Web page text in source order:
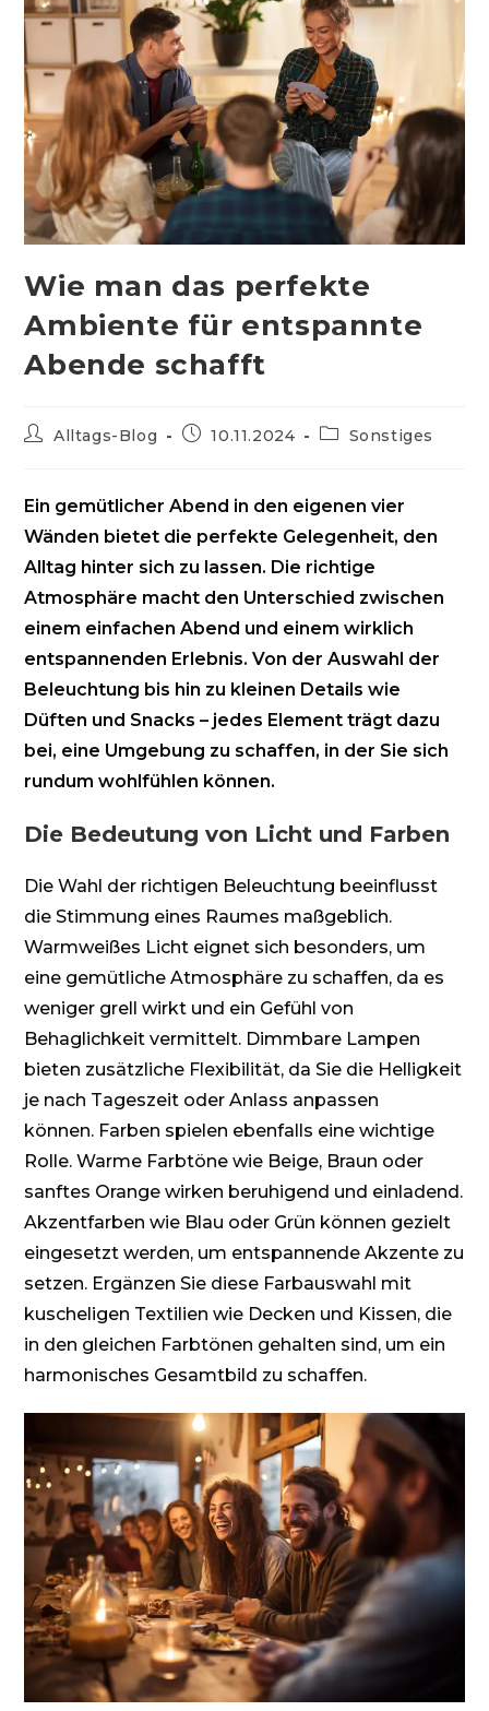
Wie man das perfekte
Ambiente für entspannte
Abende schafft
Beitrags-
Alltags-Blog
Beitrag10.11.2024
Beitrags-
Sonstiges
Ein gemütlicher Abend in den eigenen vier
Wänden bietet die perfekte Gelegenheit, den
Alltag hinter sich zu lassen. Die richtige
Atmosphäre macht den Unterschied zwischen
einem einfachen Abend und einem wirklich
entspannenden Erlebnis. Von der Auswahl der
Beleuchtung bis hin zu kleinen Details wie
Düften und Snacks – jedes Element trägt dazu
bei, eine Umgebung zu schaffen, in der Sie sich
rundum wohlfühlen können.
Die Bedeutung von Licht und Farben
Die Wahl der richtigen Beleuchtung beeinflusst
die Stimmung eines Raumes maßgeblich.
Warmweißes Licht eignet sich besonders, um
eine gemütliche Atmosphäre zu schaffen, da es
weniger grell wirkt und ein Gefühl von
Behaglichkeit vermittelt. Dimmbare Lampen
bieten zusätzliche Flexibilität, da Sie die Helligkeit
je nach Tageszeit oder Anlass anpassen
können. Farben spielen ebenfalls eine wichtige
Rolle. Warme Farbtöne wie Beige, Braun oder
sanftes Orange wirken beruhigend und einladend.
Akzentfarben wie Blau oder Grün können gezielt
eingesetzt werden, um entspannende Akzente zu
setzen. Ergänzen Sie diese Farbauswahl mit
kuscheligen Textilien wie Decken und Kissen, die
in den gleichen Farbtönen gehalten sind, um ein
harmonisches Gesamtbild zu schaffen.